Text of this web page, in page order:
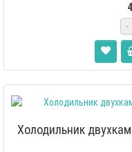
-
Холодильник